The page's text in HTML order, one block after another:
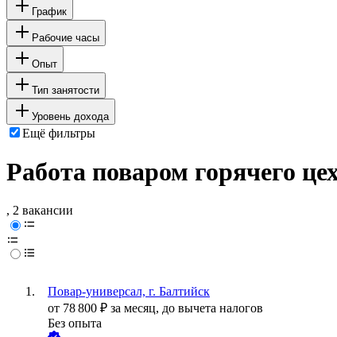
График
Рабочие часы
Опыт
Тип занятости
Уровень дохода
Ещё фильтры
Работа поваром горячего
, 2 вакансии
Повар-универсал, г. Балтийск
от 78 800 ₽ за месяц, до вычета налогов
Без опыта